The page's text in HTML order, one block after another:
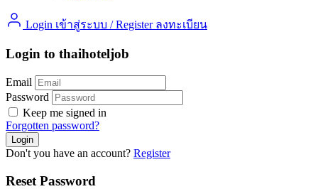
Login เข้าสู่ระบบ / Register ลงทะเบียน
Login to thaihoteljob
Email
Password
Keep me signed in
Forgotten password?
Don't you have an account? Register
Reset Password